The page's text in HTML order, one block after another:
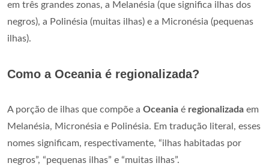
em três grandes zonas, a Melanésia (que significa ilhas dos
negros), a Polinésia (muitas ilhas) e a Micronésia (pequenas
ilhas).
Como a Oceania é regionalizada?
A porção de ilhas que compõe a Oceania é regionalizada em
Melanésia, Micronésia e Polinésia. Em tradução literal, esses
nomes significam, respectivamente, “ilhas habitadas por
negros”, “pequenas ilhas” e “muitas ilhas”.